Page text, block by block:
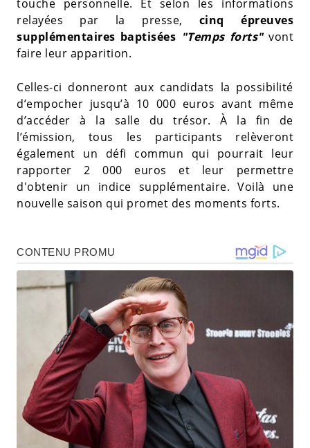
touche personnelle. Et selon les informations
relayées par la presse, cinq épreuves
supplémentaires baptisées "Temps forts"vont
faire leur apparition.
Celles-ci donneront aux candidats la possibilité
d’empocher jusqu’à 10 000 euros avant même
d’accéder à la salle du trésor. À la fin de
l’émission, tous les participants relèveront
également un défi commun qui pourrait leur
rapporter 2 000 euros et leur permettre
d'obtenir un indice supplémentaire. Voilà une
nouvelle saison qui promet des moments forts.